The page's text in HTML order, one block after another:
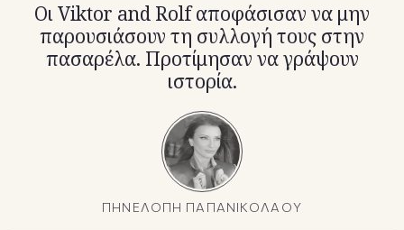
Oι Viktor and Rolf αποφάσισαν να μην
παρουσιάσουν τη συλλογή τους στην
πασαρέλα. Προτίμησαν να γράψουν
ιστορία.
ΠΗΝΕΛΟΠΗ ΠΑΠΑΝΙΚΟΛΑΟΥ